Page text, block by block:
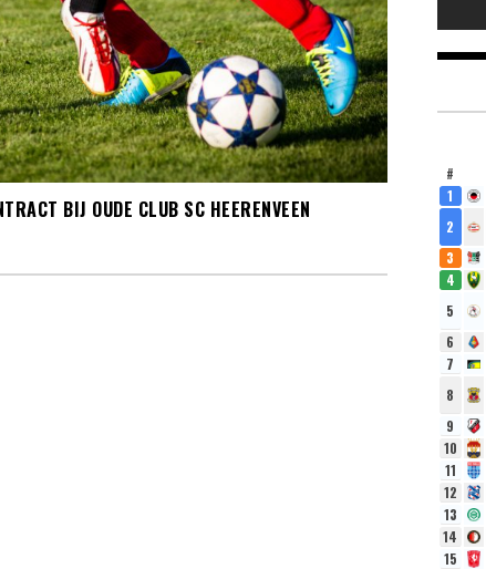
BIJ OUDE CLUB SC HEERENVEEN
#
1
2
3
4
5
6
7
8
9
10
11
12
13
14
15